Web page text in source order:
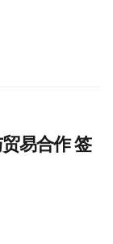
易合作 签